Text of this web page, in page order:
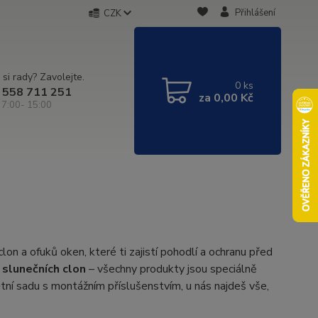
CZK Přihlášení
rady? Zavolejte.
711 251
7:00- 15:00
0 ks
za 0,00 Kč
a ofuků oken, které ti zajistí pohodlí a ochranu před
clon – všechny produkty jsou speciálně
sadu s montážním příslušenstvím, u nás najdeš vše,